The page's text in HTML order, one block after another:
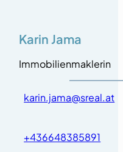
Karin Jama
Immobilienmaklerin
karin.jama@sreal.at
+436648385891